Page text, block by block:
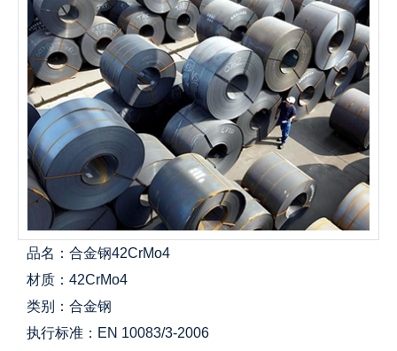
品名：合金钢42CrMo4
材质：42CrMo4
类别：合金钢
执行标准：EN 10083/3-2006